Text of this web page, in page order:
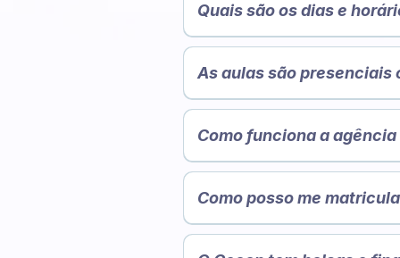
Quais são os dias e
As aulas são presenciais
Aulas são presenciais de
Portal do Alunopara
Apostilas
Material complementar
Como funciona a
O Colégio possui uma agência
auxiliando alunos e ex-alunos
atendimentos e serviços
parceiras a encontrar e lapidar
Como posso me
O Cecon possui atendimento